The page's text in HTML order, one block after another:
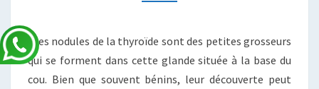
SUR
NODULES
DE
LA
THYROÏDE
Les nodules de la thyroïde sont des petites grosseurs
qui se forment dans cette glande située à la base du
cou. Bien que souvent bénins, leur découverte peut